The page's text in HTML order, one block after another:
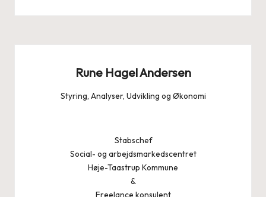
Rune Hagel Andersen
Styring, Analyser, Udvikling og Økonomi
Stabschef
Social- og arbejdsmarkedscentret
Høje-Taastrup Kommune
&
Freelance konsulent